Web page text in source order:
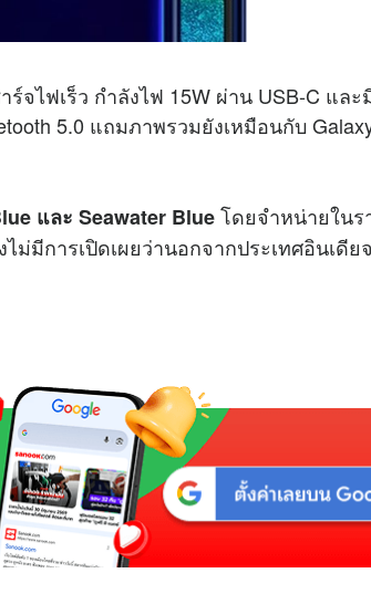
จไฟเร็ว กำลังไฟ 15W ผ่าน USB-C และ
5.0 แถมภาพรวมยังเหมือนกับ
และ Seawater Blueโดยจำหน่ายในร
ม่มีการเปิดเผยว่านอกจากประเทศอินเดีย